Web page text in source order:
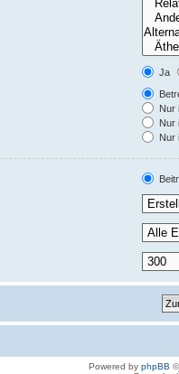
Ja
Nur
Nur
Nur
Powered by phpBB